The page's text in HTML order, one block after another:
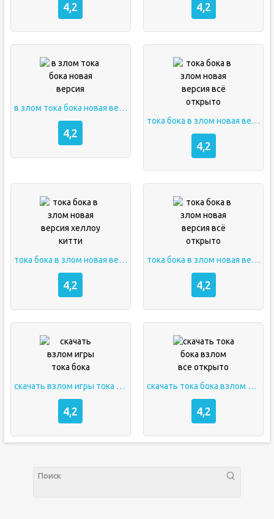
4,2 4,2
в злом тока бока новая версия
4,2
тока бока в злом новая версия всё открыто
4,2
тока бока в злом новая версия хеллоу китти
4,2
тока бока в злом новая версия всё открыто
4,2
скачать взлом игры тока бока
4,2
скачать тока бока взлом все открыто
4,2